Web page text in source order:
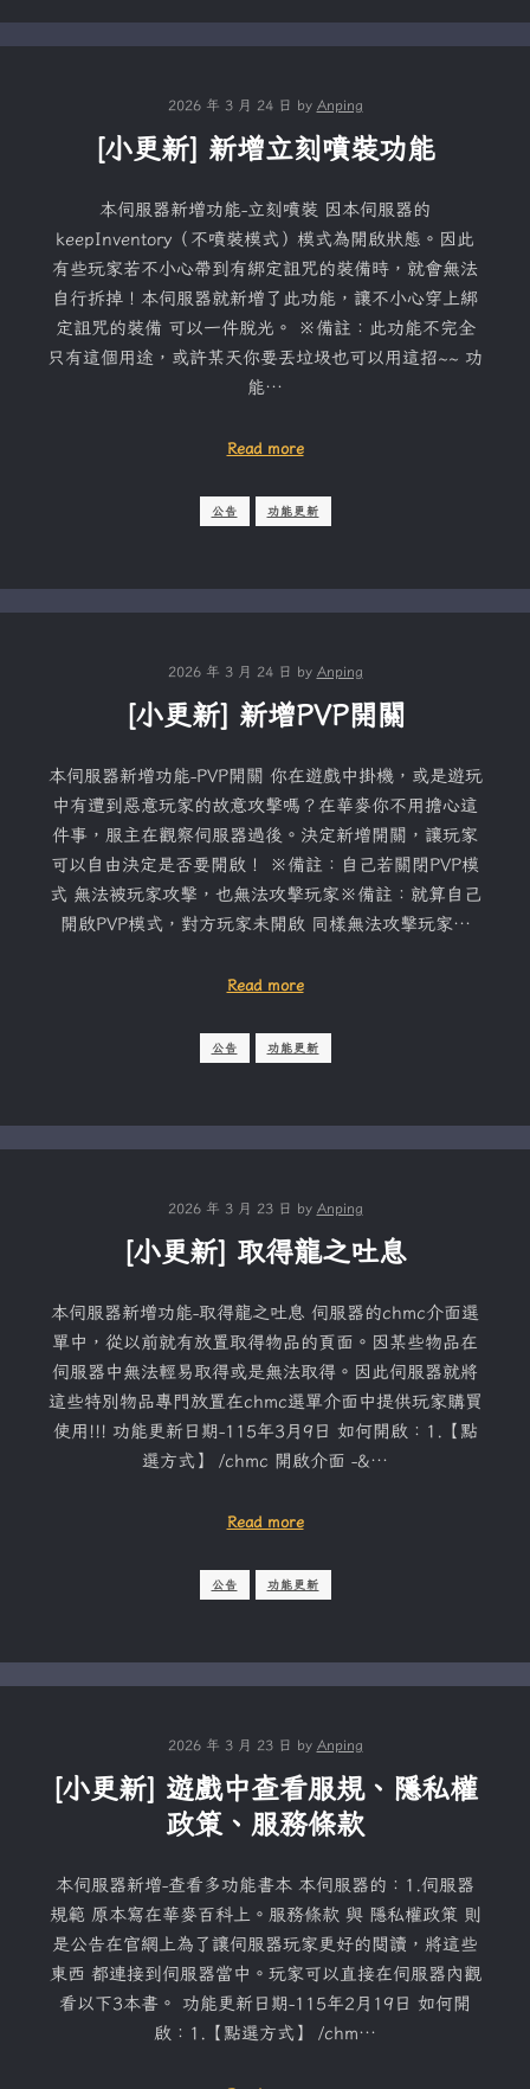
2026 年 3 月 24 日 by Anping
[小更新] 新增立刻噴裝功能
本伺服器新增功能-立刻噴裝 因本伺服器的
keepInventory（不噴裝模式）模式為開啟狀態。因此
有些玩家若不小心帶到有綁定詛咒的裝備時，就會無法
自行拆掉！本伺服器就新增了此功能，讓不小心穿上綁
定詛咒的裝備 可以一件脫光。 ※備註：此功能不完全
只有這個用途，或許某天你要丟垃圾也可以用這招~~ 功
能…
Read more
公告 功能更新
2026 年 3 月 24 日 by Anping
[小更新] 新增PVP開關
本伺服器新增功能-PVP開關 你在遊戲中掛機，或是遊玩
中有遭到惡意玩家的故意攻擊嗎？在華麥你不用擔心這
件事，服主在觀察伺服器過後。決定新增開關，讓玩家
可以自由決定是否要開啟！ ※備註：自己若關閉PVP模
式 無法被玩家攻擊，也無法攻擊玩家※備註：就算自己
開啟PVP模式，對方玩家未開啟 同樣無法攻擊玩家…
Read more
公告 功能更新
2026 年 3 月 23 日 by Anping
[小更新] 取得龍之吐息
本伺服器新增功能-取得龍之吐息 伺服器的chmc介面選
單中，從以前就有放置取得物品的頁面。因某些物品在
伺服器中無法輕易取得或是無法取得。因此伺服器就將
這些特別物品專門放置在chmc選單介面中提供玩家購買
使用!!! 功能更新日期-115年3月9日 如何開啟：1.【點
選方式】 /chmc 開啟介面 -&…
Read more
公告 功能更新
2026 年 3 月 23 日 by Anping
[小更新] 遊戲中查看服規、隱私權
政策、服務條款
本伺服器新增-查看多功能書本 本伺服器的：1.伺服器
規範 原本寫在華麥百科上。服務條款 與 隱私權政策 則
是公告在官網上為了讓伺服器玩家更好的閱讀，將這些
東西 都連接到伺服器當中。玩家可以直接在伺服器內觀
看以下3本書。 功能更新日期-115年2月19日 如何開
啟：1.【點選方式】 /chm…